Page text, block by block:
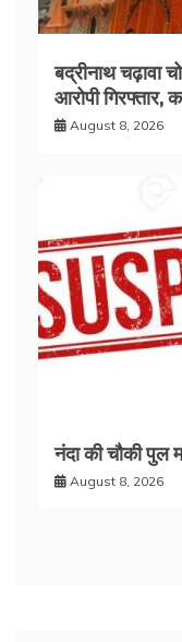
बद्रीनाथ चढ़ावा
आरोपी
August 8, 2026
नंदा की चौकी पुल
August 8, 2026